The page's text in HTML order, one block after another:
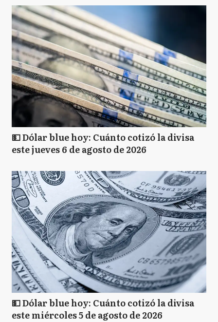
💵 Dólar blue hoy: Cuánto cotizó la divisa
este jueves 6 de agosto de 2026
💵 Dólar blue hoy: Cuánto cotizó la divisa
este miércoles 5 de agosto de 2026